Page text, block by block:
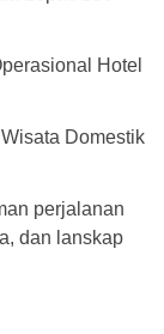
Hotel
Domestik
perjalanan
dan lanskap